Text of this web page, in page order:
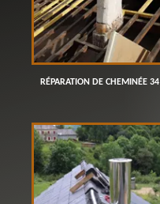
RÉPARATION DE CHEMINÉE 34